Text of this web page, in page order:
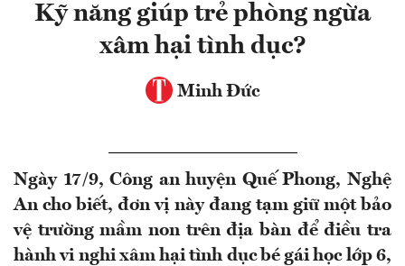
Kỹ năng giúp trẻ phòng ngừa
xâm hại tình dục?
Minh Đức
Ngày 17/9, Công an huyện Quế Phong, Nghệ
An cho biết, đơn vị này đang tạm giữ một bảo
vệ trường mầm non trên địa bàn để điều tra
hành vi nghi xâm hại tình dục bé gái học lớp 6,